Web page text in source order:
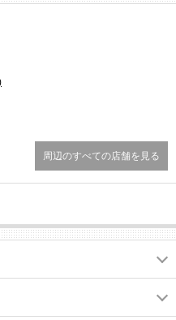
周辺のすべての店舗を見る